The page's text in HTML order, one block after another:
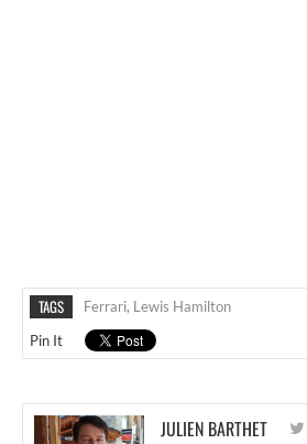
TAGS Ferrari, Lewis Hamilton
Pin It
JULIEN BARTHET